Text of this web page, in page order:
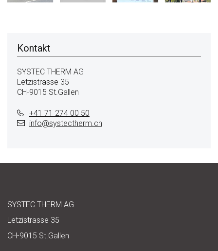
Kontakt
SYSTEC THERM AG
Letzistrasse 35
CH-9015 St.Gallen
+41 71 274 00 50
info@systectherm.ch
SYSTEC THERM AG
Letzistrasse 35
CH-9015 St.Gallen